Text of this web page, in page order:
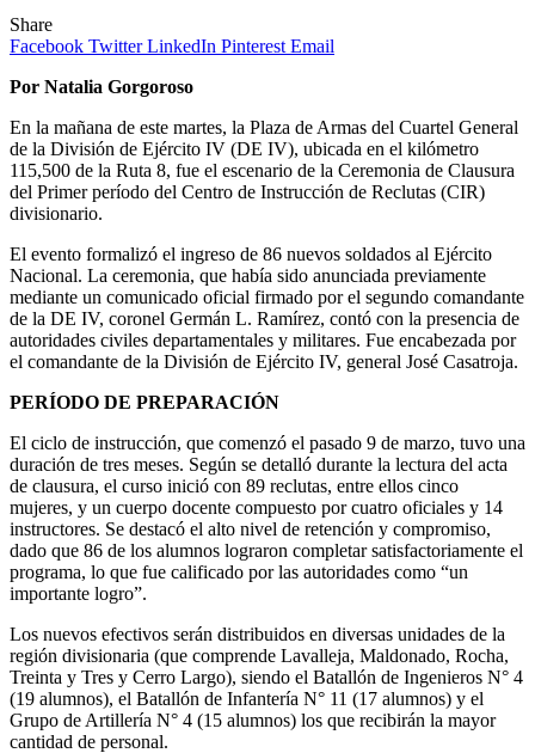
Share
Facebook Twitter LinkedIn Pinterest Email
Por Natalia Gorgoroso
En la mañana de este martes, la Plaza de Armas del Cuartel General
de la División de Ejército IV (DE IV), ubicada en el kilómetro
115,500 de la Ruta 8, fue el escenario de la Ceremonia de Clausura
del Primer período del Centro de Instrucción de Reclutas (CIR)
divisionario.
El evento formalizó el ingreso de 86 nuevos soldados al Ejército
Nacional. La ceremonia, que había sido anunciada previamente
mediante un comunicado oficial firmado por el segundo comandante
de la DE IV, coronel Germán L. Ramírez, contó con la presencia de
autoridades civiles departamentales y militares. Fue encabezada por
el comandante de la División de Ejército IV, general José Casatroja.
PERÍODO DE PREPARACIÓN
El ciclo de instrucción, que comenzó el pasado 9 de marzo, tuvo una
duración de tres meses. Según se detalló durante la lectura del acta
de clausura, el curso inició con 89 reclutas, entre ellos cinco
mujeres, y un cuerpo docente compuesto por cuatro oficiales y 14
instructores. Se destacó el alto nivel de retención y compromiso,
dado que 86 de los alumnos lograron completar satisfactoriamente el
programa, lo que fue calificado por las autoridades como “un
importante logro”.
Los nuevos efectivos serán distribuidos en diversas unidades de la
región divisionaria (que comprende Lavalleja, Maldonado, Rocha,
Treinta y Tres y Cerro Largo), siendo el Batallón de Ingenieros N° 4
(19 alumnos), el Batallón de Infantería N° 11 (17 alumnos) y el
Grupo de Artillería N° 4 (15 alumnos) los que recibirán la mayor
cantidad de personal.